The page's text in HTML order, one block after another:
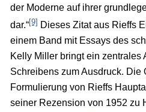
der Moderne auf ihrer
dar.“[9] Dieses Zitat aus Rieffs
einem Band mit Essays des
Kelly Miller bringt ein zentrales
Schreibens zum Ausdruck. Die
Formulierung von Rieffs
seiner Rezension von 1952 zu